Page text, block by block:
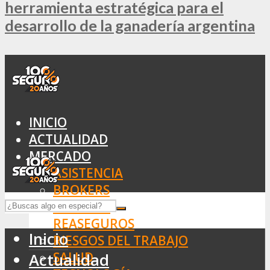
herramienta estratégica para el
desarrollo de la ganadería argentina
INICIO
ACTUALIDAD
MERCADO
ASISTENCIA
BROKERS
SEGUROS
REASEGUROS
RIESGOS DEL TRABAJO
SALUD
Inicio
Actualidad